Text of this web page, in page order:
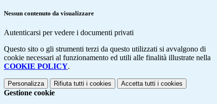
Nessun contenuto da visualizzare
Autenticarsi per vedere i documenti privati
Questo sito o gli strumenti terzi da questo utilizzati si avvalgono di
cookie necessari al funzionamento ed utili alle finalità illustrate nella
COOKIE POLICY.
Personalizza Rifiuta tutti i cookies Accetta tutti i cookies
Gestione cookie